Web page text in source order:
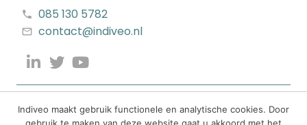
085 130 5782
contact@indiveo.nl
Indiveo maakt gebruik functionele en analytische cookies. Door